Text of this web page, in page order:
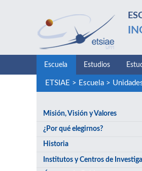
Escuela Estudios
ETSIAE > Escuela>
Misión, Visión y Valores
¿Por qué elegirnos?
Historia
Institutos y Centros de